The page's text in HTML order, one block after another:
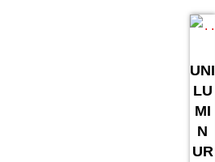
UNI
LU
MI
N
UR